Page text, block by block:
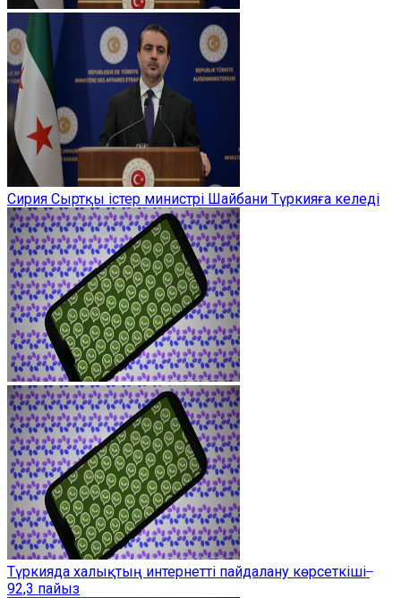
Сирия Сыртқы істер министрі Шайбани Түркияға келеді
Түркияда халықтың интернетті пайдалану көрсеткіші ̶
92,3 пайыз